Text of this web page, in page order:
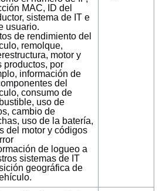
MAC, ID del
sistema de IT e
usuario.
de rendimiento del
remolque,
motor y
productos, por
información de
del
consumo de
uso de
cambio de
uso de la batería,
del motor y códigos
de logueo a
sistemas de IT
geográfica de